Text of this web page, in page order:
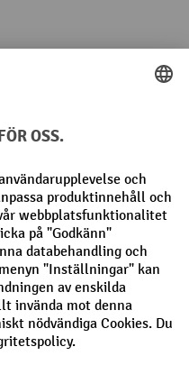
Sekretesspolicy